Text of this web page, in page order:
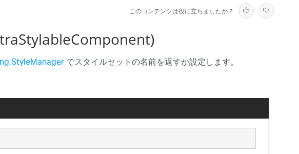
このコンテンツは役に立ちましたか？
でスタイルセットの名前を返すか設定します。